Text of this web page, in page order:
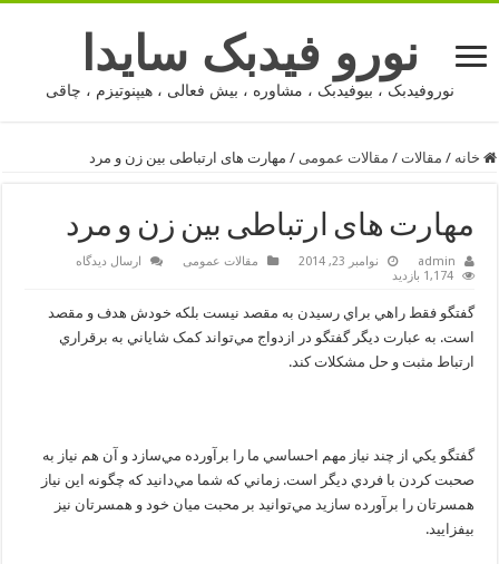
نورو فیدبک سایدا
نوروفیدبک ، بیوفیدبک ، مشاوره ، بیش فعالی ، هیپنوتیزم ، چاقی
خانه / مقالات / مقالات عمومی / مهارت های ارتباطی بین زن و مرد
مهارت های ارتباطی بین زن و مرد
admin نوامبر 23, 2014 مقالات عمومی
ارسال دیدگاه
1,174 بازدید
گفتگو فقط راهي براي رسيدن به مقصد نيست بلکه خودش هدف و مقصد
است. به عبارت ديگر گفتگو در ازدواج مي‌تواند کمک شاياني به برقراري
ارتباط مثبت و حل مشکلات کند.
گفتگو يکي از چند نياز مهم احساسي ما را برآورده مي‌سازد و آن هم نياز به
صحبت کردن با فردي ديگر است. زماني که شما مي‌دانيد که چگونه اين نياز
همسرتان را برآورده سازيد مي‌توانيد بر محبت ميان خود و همسرتان نيز
بيفزاييد.